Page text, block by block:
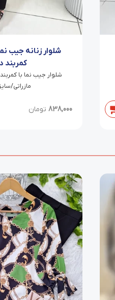
شلوار زنانه جیب
کمربند
مازراتی/سایز 1 تا 9
838,000 تومان